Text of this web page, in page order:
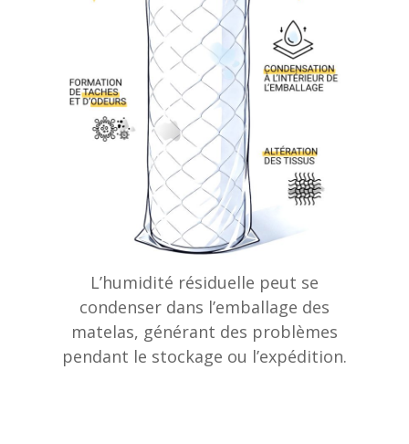
L’humidité résiduelle peut se
condenser dans l’emballage des
matelas, générant des problèmes
pendant le stockage ou l’expédition.